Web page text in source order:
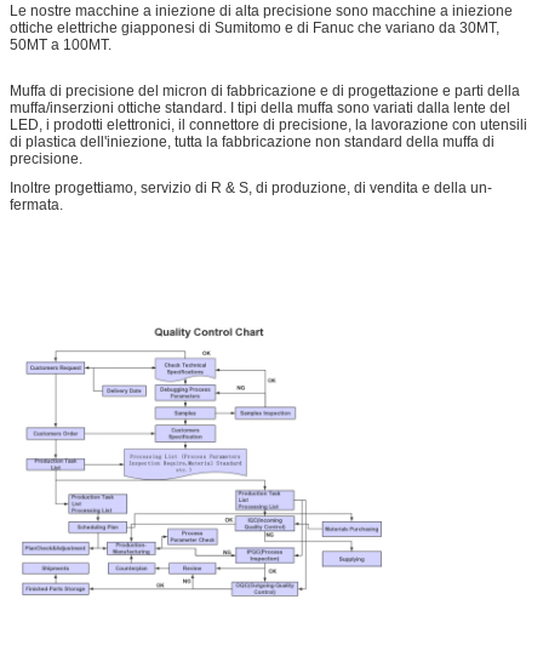
Le nostre macchine a iniezione di alta precisione sono macchine a iniezione
ottiche elettriche giapponesi di Sumitomo e di Fanuc che variano da 30MT,
50MT a 100MT.
Muffa di precisione del micron di fabbricazione e di progettazione e parti della
muffa/inserzioni ottiche standard. I tipi della muffa sono variati dalla lente del
LED, i prodotti elettronici, il connettore di precisione, la lavorazione con utensili
di plastica dell'iniezione, tutta la fabbricazione non standard della muffa di
precisione.
Inoltre progettiamo, servizio di R & S, di produzione, di vendita e della un-
fermata.